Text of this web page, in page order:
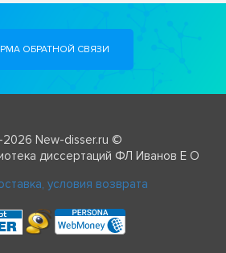
ОБРАТНОЙ СВЯЗИ
2026 New-disser.ru ©
диссертаций ФЛ Иванов Е О
условия возврата